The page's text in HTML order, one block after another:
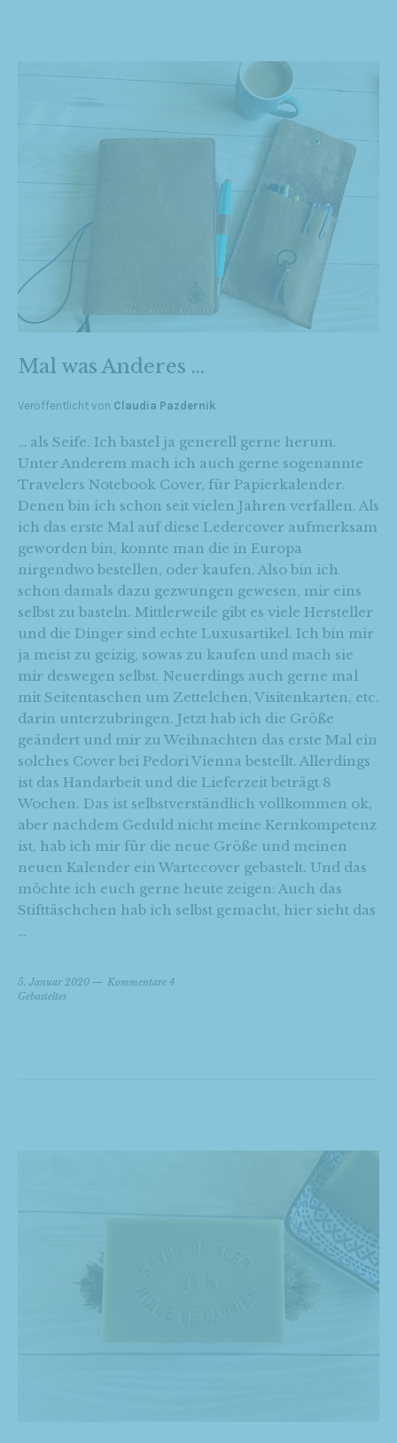
Mal was Anderes …
Veröffentlicht von Claudia Pazdernik
… als Seife. Ich bastel ja generell gerne herum.
Unter Anderem mach ich auch gerne sogenannte
Travelers Notebook Cover, für Papierkalender.
Denen bin ich schon seit vielen Jahren verfallen. Als
ich das erste Mal auf diese Ledercover aufmerksam
geworden bin, konnte man die in Europa
nirgendwo bestellen, oder kaufen. Also bin ich
schon damals dazu gezwungen gewesen, mir eins
selbst zu basteln. Mittlerweile gibt es viele Hersteller
und die Dinger sind echte Luxusartikel. Ich bin mir
ja meist zu geizig, sowas zu kaufen und mach sie
mir deswegen selbst. Neuerdings auch gerne mal
mit Seitentaschen um Zettelchen, Visitenkarten, etc.
darin unterzubringen. Jetzt hab ich die Größe
geändert und mir zu Weihnachten das erste Mal ein
solches Cover bei Pedori Vienna bestellt. Allerdings
ist das Handarbeit und die Lieferzeit beträgt 8
Wochen. Das ist selbstverständlich vollkommen ok,
aber nachdem Geduld nicht meine Kernkompetenz
ist, hab ich mir für die neue Größe und meinen
neuen Kalender ein Wartecover gebastelt. Und das
möchte ich euch gerne heute zeigen: Auch das
Stifttäschchen hab ich selbst gemacht, hier sieht das
…
5. Januar 2020
Kommentare 4
Gebasteltes